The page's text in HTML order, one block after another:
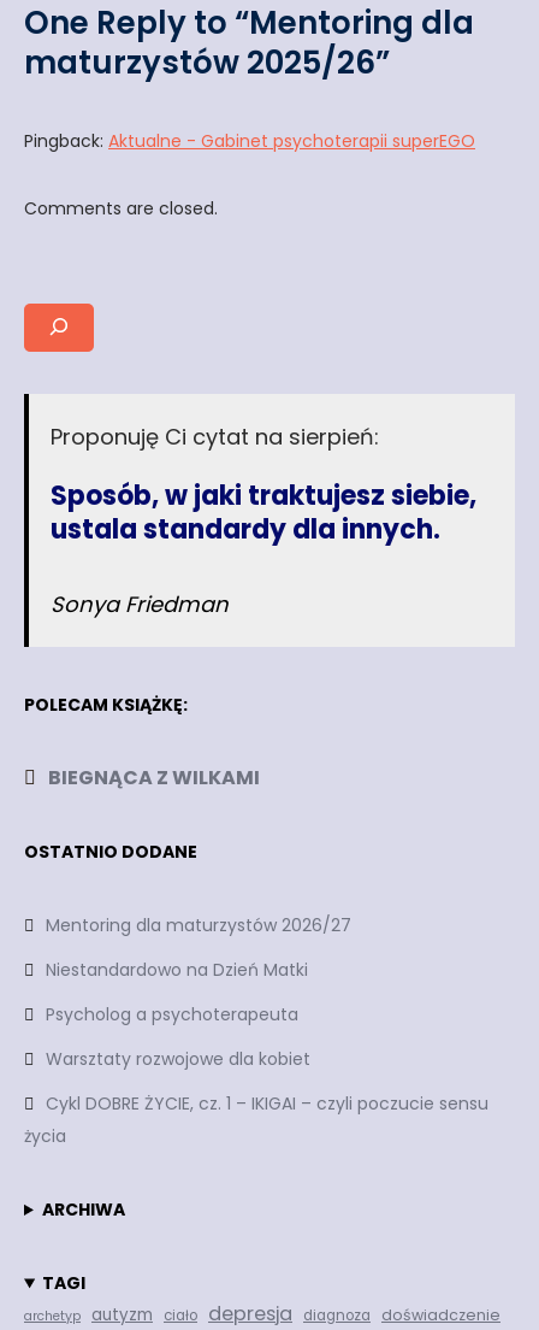
One Reply to “Mentoring dla
maturzystów 2025/26”
Pingback: Aktualne - Gabinet psychoterapii superEGO
Comments are closed.
Proponuję Ci cytat na sierpień:
Sposób, w jaki traktujesz siebie,
ustala standardy dla innych.
Sonya Friedman
POLECAM KSIĄŻKĘ:
BIEGNĄCA Z WILKAMI
OSTATNIO DODANE
Mentoring dla maturzystów 2026/27
Niestandardowo na Dzień Matki
Psycholog a psychoterapeuta
Warsztaty rozwojowe dla kobiet
Cykl DOBRE ŻYCIE, cz. 1 – IKIGAI – czyli poczucie sensu
życia
ARCHIWA
TAGI
archetyp autyzm ciało depresja diagnoza doświadczenie